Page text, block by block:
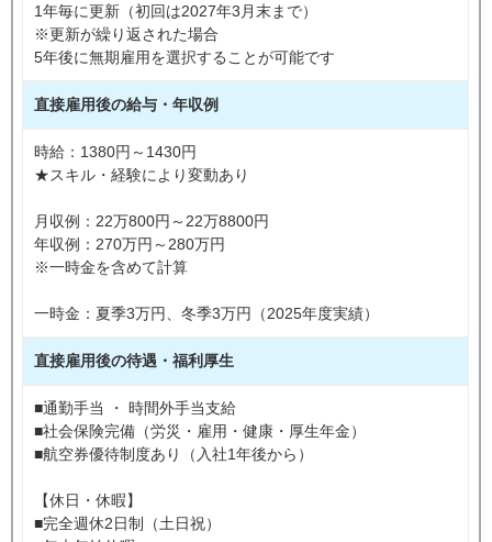
1年毎に更新（初回は2027年3月末まで）
※更新が繰り返された場合
5年後に無期雇用を選択することが可能です
直接雇用後の給与・年収例
時給：1380円～1430円
★スキル・経験により変動あり
月収例：22万800円～22万8800円
年収例：270万円～280万円
※一時金を含めて計算
一時金：夏季3万円、冬季3万円（2025年度実績）
直接雇用後の待遇・福利厚生
■通勤手当 ・ 時間外手当支給
■社会保険完備（労災・雇用・健康・厚生年金）
■航空券優待制度あり（入社1年後から）
【休日・休暇】
■完全週休2日制（土日祝）